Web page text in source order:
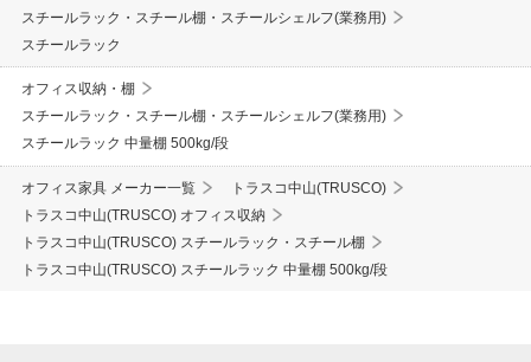
スチールラック・スチール棚・スチールシェルフ(業務用)
スチールラック
オフィス収納・棚
スチールラック・スチール棚・スチールシェルフ(業務用)
スチールラック 中量棚 500kg/段
オフィス家具 メーカー一覧
トラスコ中山(TRUSCO)
トラスコ中山(TRUSCO) オフィス収納
トラスコ中山(TRUSCO) スチールラック・スチール棚
トラスコ中山(TRUSCO) スチールラック 中量棚 500kg/段